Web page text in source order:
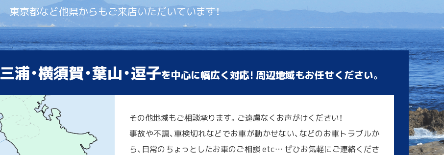
東京都など他県からもご来店いただいています！
三浦・横須賀・葉山・逗子を中心に幅広く対応! 周辺地域もお任せください。
その他地域もご相談承ります。ご遠慮なくお声がけください！
事故や不調、車検切れなどでお車が動かせない、などのお車トラブルか
ら、日常のちょっとしたお車のご相談 etc… ぜひお気軽にご連絡くださ